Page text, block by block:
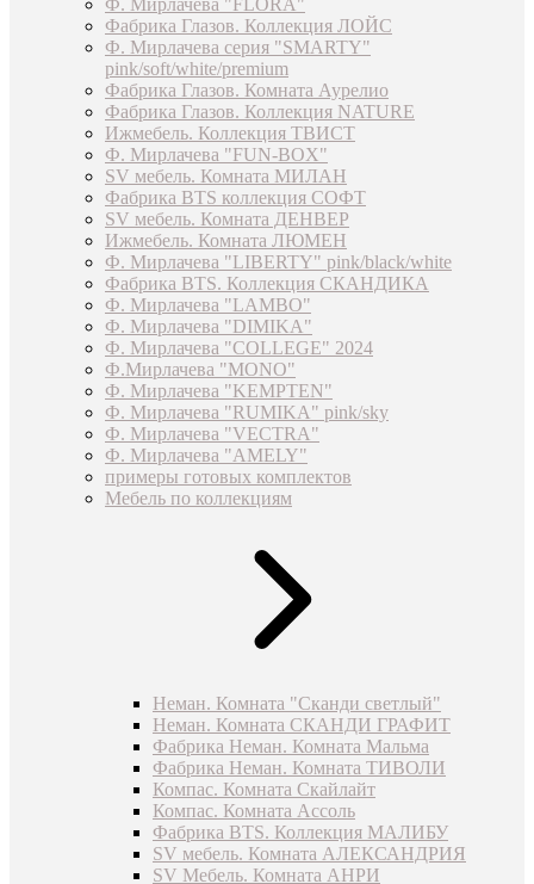
Ф. Мирлачева "FLORA"
Фабрика Глазов. Коллекция ЛОЙС
Ф. Мирлачева серия "SMARTY"
pink/soft/white/premium
Фабрика Глазов. Комната Аурелио
Фабрика Глазов. Коллекция NATURE
Ижмебель. Коллекция ТВИСТ
Ф. Мирлачева "FUN-BOX"
SV мебель. Комната МИЛАН
Фабрика BTS коллекция СОФТ
SV мебель. Комната ДЕНВЕР
Ижмебель. Комната ЛЮМЕН
Ф. Мирлачева "LIBERTY" pink/black/white
Фабрика BTS. Коллекция СКАНДИКА
Ф. Мирлачева "LAMBO"
Ф. Мирлачева "DIMIKA"
Ф. Мирлачева "COLLEGE" 2024
Ф.Мирлачева "MONO"
Ф. Мирлачева "KEMPTEN"
Ф. Мирлачева "RUMIKA" pink/sky
Ф. Мирлачева "VECTRA"
Ф. Мирлачева "AMELY"
примеры готовых комплектов
Мебель по коллекциям
Неман. Комната "Сканди светлый"
Неман. Комната СКАНДИ ГРАФИТ
Фабрика Неман. Комната Мальма
Фабрика Неман. Комната ТИВОЛИ
Компас. Комната Скайлайт
Компас. Комната Ассоль
Фабрика BTS. Коллекция МАЛИБУ
SV мебель. Комната АЛЕКСАНДРИЯ
SV Мебель. Комната АНРИ